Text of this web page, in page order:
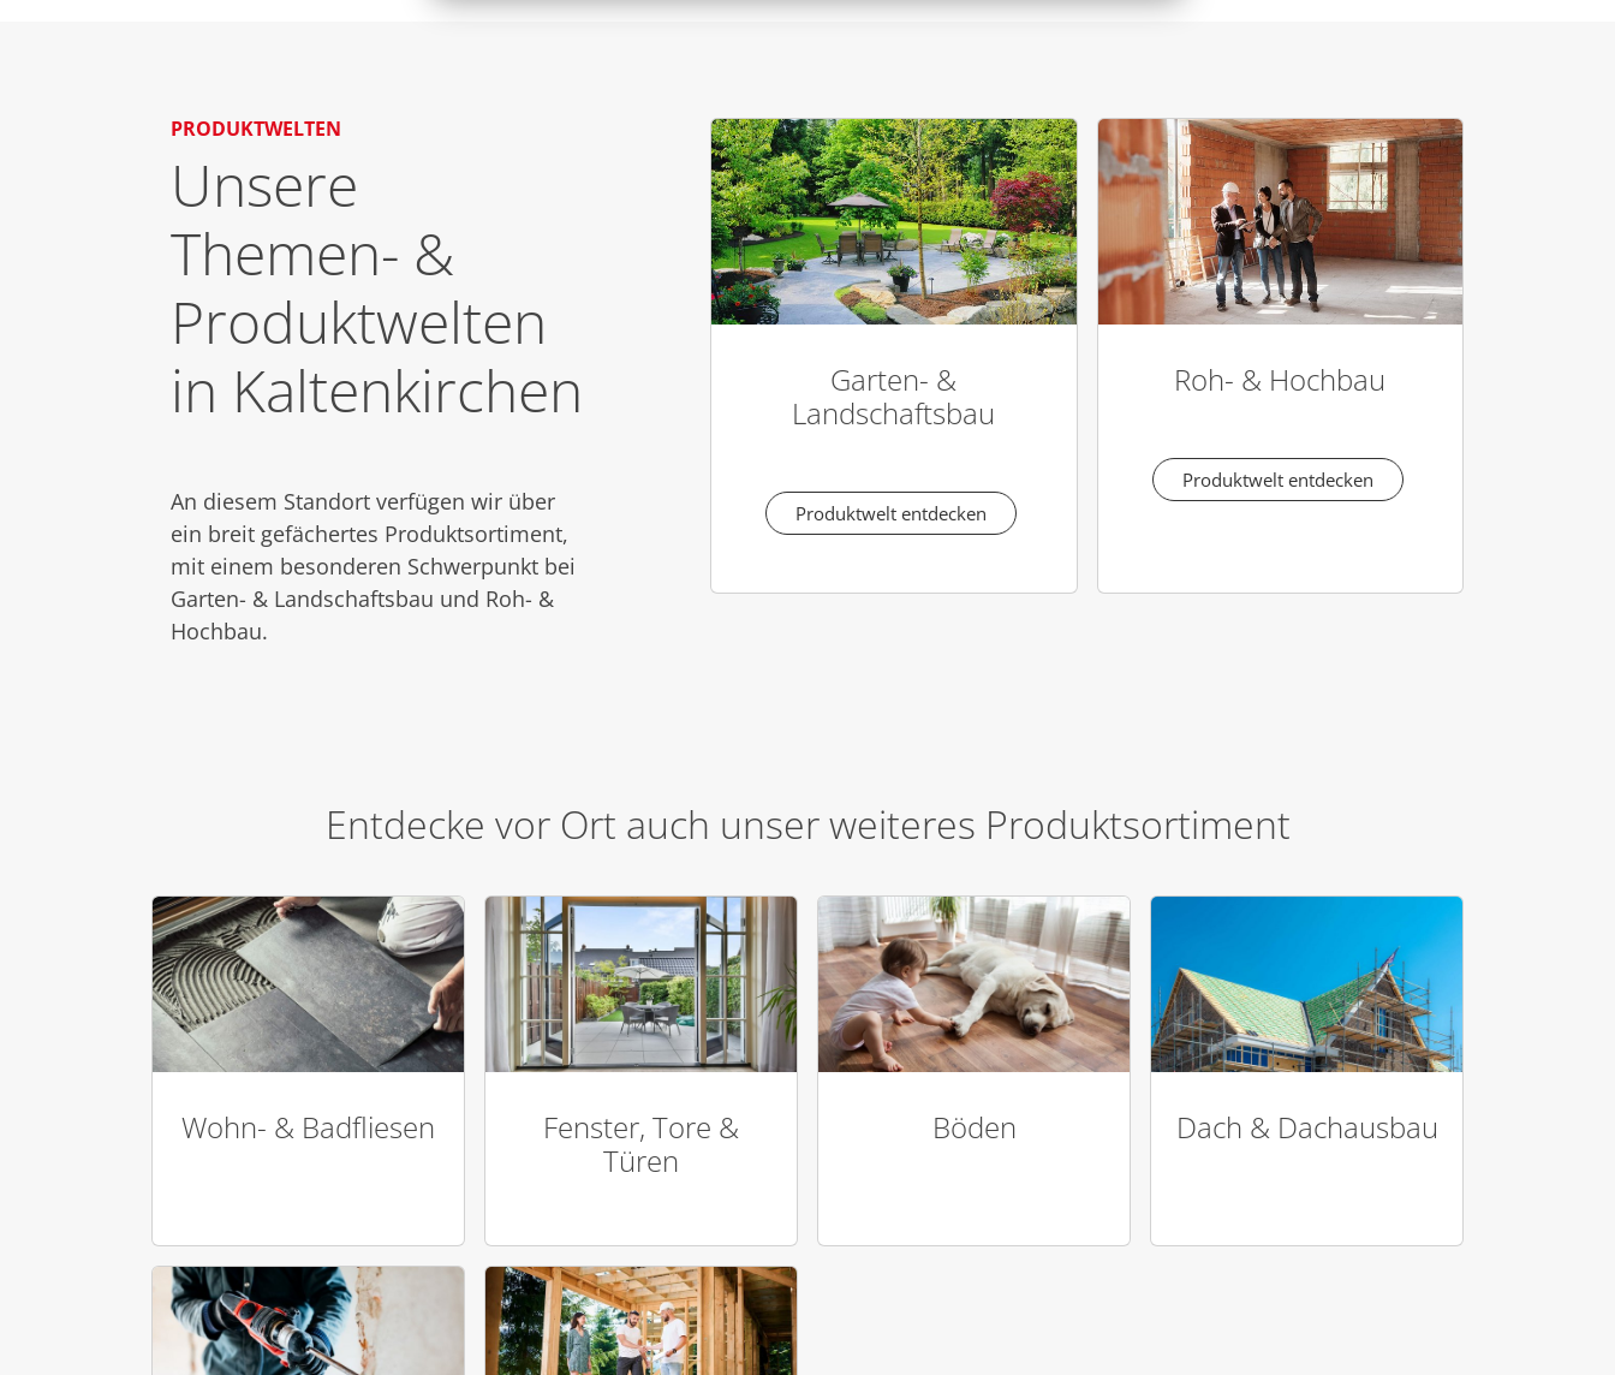
PRODUKTWELTEN
Unsere
Themen- &
Produktwelten
in Kaltenkirchen
An diesem Standort verfügen wir über
ein breit gefächertes Produktsortiment,
mit einem besonderen Schwerpunkt bei
Garten- & Landschaftsbau und Roh- &
Hochbau.
Garten- &
Landschaftsbau
Produktwelt entdecken
Roh- & Hochbau
Produktwelt entdecken
Entdecke vor Ort auch unser weiteres Produktsortiment
Wohn- & Badfliesen
Fenster, Tore &
Türen
Böden Dach & Dachausbau